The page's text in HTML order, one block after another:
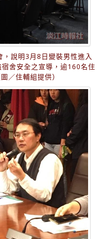
說明3月8日變裝男性進入
舍安全之宣導，逾160名住
／住輔組提供）